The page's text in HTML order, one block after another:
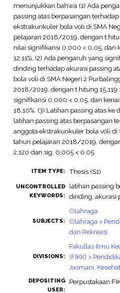
menunjukkan bahwa (1) Ada
passing atas berpasangan
ekstrakurikuler bola voli di SMA
pelajaran 2018/2019, dengan t
nilai signifikansi 0,000 < 0,05, dan
12,11%. (2) Ada pengaruh yang
dinding terhadap akurasi passing
bola voli di SMA Negeri 2
2018/2019, dengan t hitung 15,119
signifikansi 0,000 < 0,05, dan
18,10%. (3) Latihan passing atas
latihan passing atas berpasangan
anggota ekstrakurikuler bola voli di
tahun pelajaran 2018/2019,
2,120 dan sig, 0,005 < 0,05.
ITEM TYPE: Thesis (S1)
UNCONTROLLED
KEYWORDS:
latihan passing
dinding, akurasi
SUBJECTS:
Olahraga
Olahraga >
dan Rekreasi
DIVISIONS:
Fakultas Ilmu
(FIKK) >
Jasmani,
DEPOSITING
USER:
Perpustakaan